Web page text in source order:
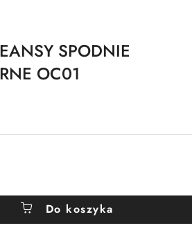
SPODNIE
OC01
Do koszyka